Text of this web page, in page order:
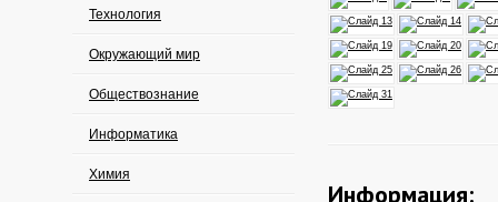
Технология
Окружающий мир
Обществознание
Информатика
Химия
Информация: